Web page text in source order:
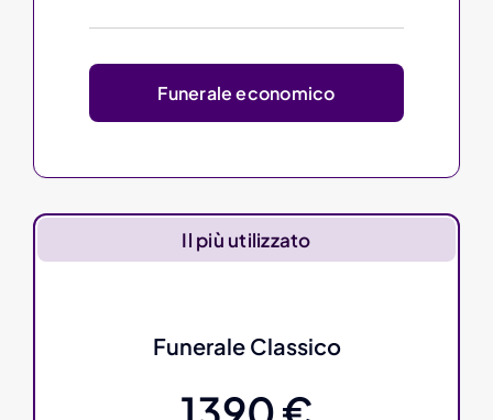
Funerale economico
Il più utilizzato
Funerale Classico